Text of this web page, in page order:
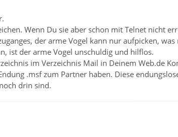
Wenn Du sie aber schon mit Telnet nicht
der arme Vogel kann nur aufpicken,
ist der arme Vogel unschuldig und hilflos.
im Verzeichnis Mail in Deinem Web.de
.msf zum Partner haben. Diese
drin sind.